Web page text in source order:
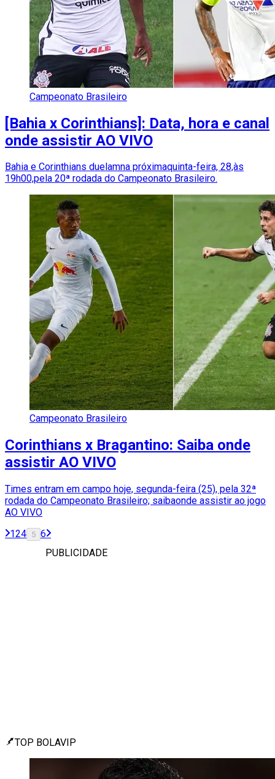
Campeonato Brasileiro
[Bahia x Corinthians]: Data, hora e canal
onde assistir AO VIVO
Bahia e Corinthians duelamna próximaquinta-feira, 28,às
19h00,pela 20ª rodada do Campeonato Brasileiro.
Campeonato Brasileiro
Corinthians x Bragantino: Saiba onde
assistir AO VIVO
Times entram em campo hoje, segunda-feira (25), pela 32ª
rodada do Campeonato Brasileiro; saibaonde assistir ao jogo
AO VIVO
124 5 6
PUBLICIDADE
TOP BOLAVIP